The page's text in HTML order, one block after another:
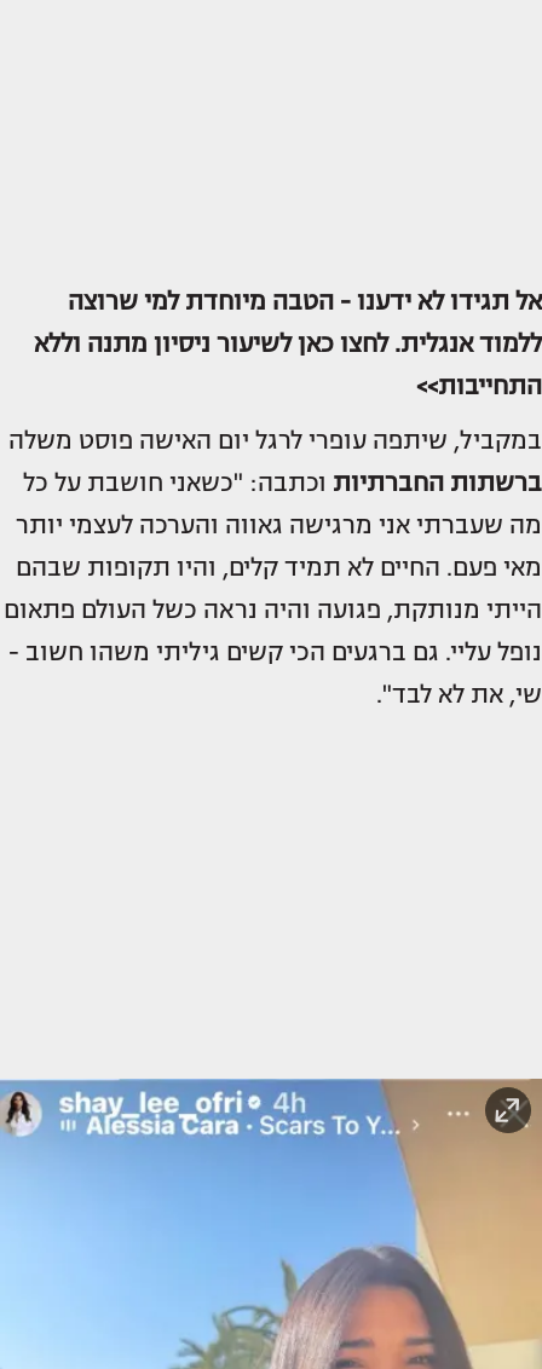
אל תגידו לא ידענו - הטבה מיוחדת למי שרוצה
ללמוד אנגלית. לחצו כאן לשיעור ניסיון מתנה וללא
התחייבות>>
במקביל, שיתפה עופרי לרגל יום האישה פוסט משלה
ברשתות החברתיות וכתבה: "כשאני חושבת על כל
מה שעברתי אני מרגישה גאווה והערכה לעצמי יותר
מאי פעם. החיים לא תמיד קלים, והיו תקופות שבהם
הייתי מנותקת, פגועה והיה נראה כשל העולם פתאום
נופל עליי. גם ברגעים הכי קשים גיליתי משהו חשוב -
שי, את לא לבד".